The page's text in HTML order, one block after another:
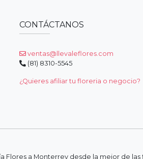
CONTÁCTANOS
ventas@llevaleflores.com
(81) 8310-5545
¿Quieres afiliar tu floreria o negocio?
Flores a Monterrey desde la mejor de